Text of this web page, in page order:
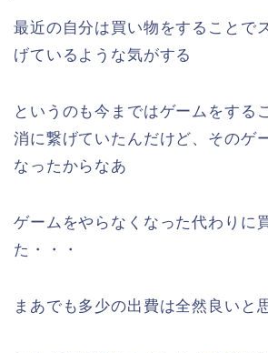
最近の自分は買い物をすることで
げているような気がする
というのも今まではゲームをする
消に繋げていたんだけど、そのゲ
なったからなあ
ゲームをやらなくなった代わりに
た・・・
まあでも多少の出費は全然良いと